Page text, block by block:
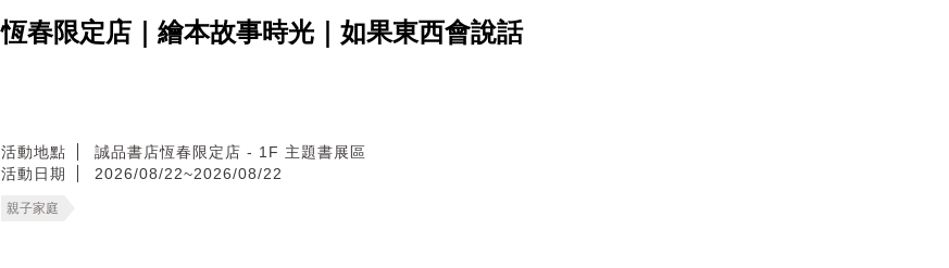
恆春限定店｜繪本故事時光｜如果東西會說話
活動地點
誠品書店恆春限定店 - 1F 主題書展區
活動日期
2026/08/22~2026/08/22
親子家庭